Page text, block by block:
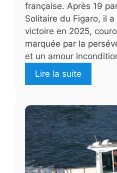
française. Après 19
Solitaire du Figaro, il
victoire en 2025,
marquée par la
et un amour
Lire la suite